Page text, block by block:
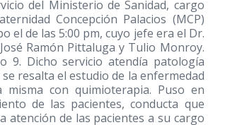
del Ministerio de Sanidad, cargo
Concepción Palacios (MCP)
el de las 5:00 pm, cuyo jefe era el Dr.
Ramón Pittaluga y Tulio Monroy.
9. Dicho servicio atendía patología
resalta el estudio de la enfermedad
con quimioterapia. Puso en
de las pacientes, conducta que
atención de las pacientes a su cargo